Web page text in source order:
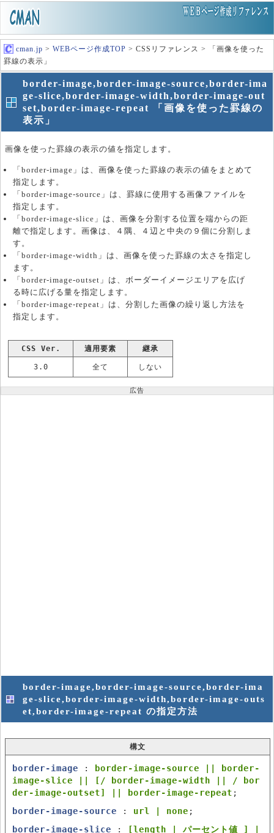
cman.jp > WEBページ作成TOP > CSSリファレンス > 「画像を使った
罫線の表示」
border-image,border-image-source,border-ima
ge-slice,border-image-width,border-image-out
set,border-image-repeat 「画像を使った罫線の
表示」
画像を使った罫線の表示の値を指定します。
「border-image」は、画像を使った罫線の表示の値をまとめて
指定します。
「border-image-source」は、罫線に使用する画像ファイルを
指定します。
「border-image-slice」は、画像を分割する位置を端からの距
離で指定します。画像は、４隅、４辺と中央の９個に分割しま
す。
「border-image-width」は、画像を使った罫線の太さを指定し
ます。
「border-image-outset」は、ボーダーイメージエリアを広げ
る時に広げる量を指定します。
「border-image-repeat」は、分割した画像の繰り返し方法を
指定します。
CSS Ver. 適用要素 継承
3.0 全て しない
広告
border-image,border-image-source,border-ima
ge-slice,border-image-width,border-image-outs
et,border-image-repeat の指定方法
構文
border-image :
border-image-source || border-
image-slice || [/ border-image-width || / bor
der-image-outset] || border-image-repeat ;
border-image-source : url | none ;
border-image-slice :
[length | パーセント値 ] |